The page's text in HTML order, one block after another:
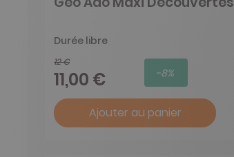
Durée libre
12 €
11,00 € -8%
Ajouter au panier